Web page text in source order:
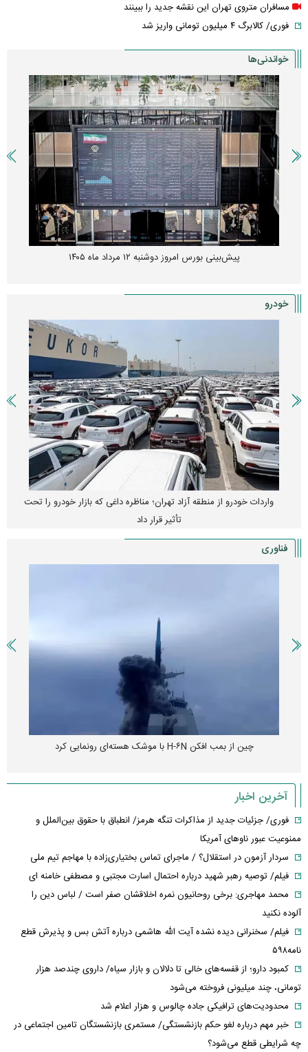
مسافران متروی تهران این نقشه جدید را ببینند
فوری/ کالابرگ ۴ میلیون تومانی واریز شد
خواندنی‌ها
پیش‌بینی بورس امروز دوشنبه ۱۲ مرداد ماه ۱۴۰۵
خودرو
واردات خودرو از منطقه آزاد تهران؛ مناظره داغی که بازار خودرو را تحت
تأثیر قرار داد
فناوری
چین از بمب افکن H-۶N با موشک هسته‌ای رونمایی کرد
آخرین اخبار
فوری/ جزئیات جدید از مذاکرات تنگه هرمز/ انطباق با حقوق بین‌الملل و
ممنوعیت عبور ناوهای آمریکا
سردار آزمون در استقلال؟ / ماجرای تماس بختیاری‌زاده با مهاجم تیم ملی
فیلم/ توصیه رهبر شهید درباره احتمال اسارت مجتبی و مصطفی خامنه ای
محمد مهاجری: برخی روحانیون نمره اخلاقشان صفر است / لباس دین را
آلوده نکنید
فیلم/ سخنرانی دیده نشده آیت الله هاشمی درباره آتش بس و پذیرش قطع
نامه۵۹۸
کمبود دارو؛ از قفسه‌های خالی تا دلالان و بازار سیاه/ داروی چندصد هزار
تومانی، چند میلیونی فروخته می‌شود
محدودیت‌های ترافیکی جاده چالوس و هزار اعلام شد
خبر مهم درباره لغو حکم بازنشستگی/ مستمری بازنشستگان تامین اجتماعی در
چه شرایطی قطع می‌شود؟